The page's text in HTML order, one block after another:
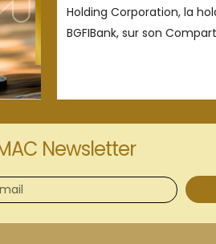
Holding Corporation, la
BGFIBank, sur son
Newsletter